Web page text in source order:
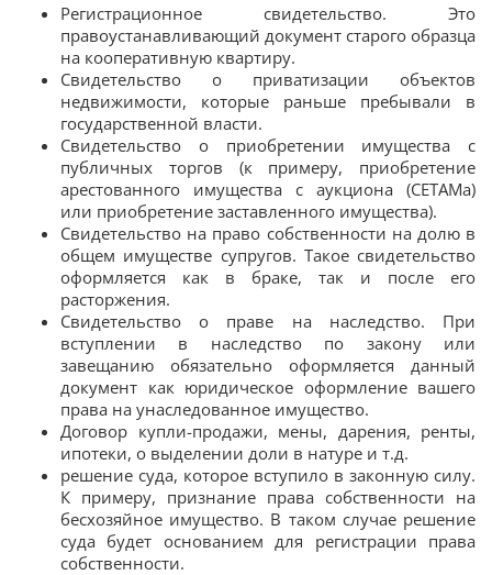
Регистрационное свидетельство. Это
правоустанавливающий документ старого образца
на кооперативную квартиру.
Свидетельство о приватизации объектов
недвижимости, которые раньше пребывали в
государственной власти.
Свидетельство о приобретении имущества с
публичных торгов (к примеру, приобретение
арестованного имущества с аукциона (СЕТАМа)
или приобретение заставленного имущества).
Свидетельство на право собственности на долю в
общем имуществе супругов. Такое свидетельство
оформляется как в браке, так и после его
расторжения.
Свидетельство о праве на наследство. При
вступлении в наследство по закону или
завещанию обязательно оформляется данный
документ как юридическое оформление вашего
права на унаследованное имущество.
Договор купли-продажи, мены, дарения, ренты,
ипотеки, о выделении доли в натуре и т.д.
решение суда, которое вступило в законную силу.
К примеру, признание права собственности на
бесхозяйное имущество. В таком случае решение
суда будет основанием для регистрации права
собственности.